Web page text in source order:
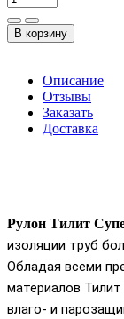
Описание
Отзывы
Заказать
Доставка
Рулон Тилит
изоляции труб
Обладая всеми
материалов
влаго- и